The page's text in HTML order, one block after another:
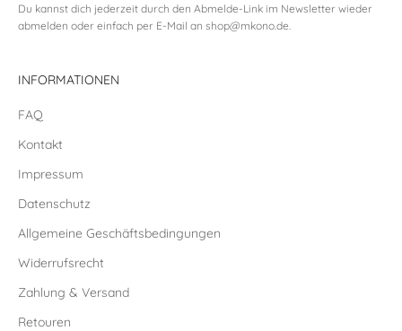
Du kannst dich jederzeit durch den Abmelde-Link im Newsletter wieder
abmelden oder einfach per E-Mail an shop@mkono.de
INFORMATIONEN
FAQ
Kontakt
Impressum
Datenschutz
Allgemeine Geschäftsbedingungen
Widerrufsrecht
Zahlung & Versand
Retouren